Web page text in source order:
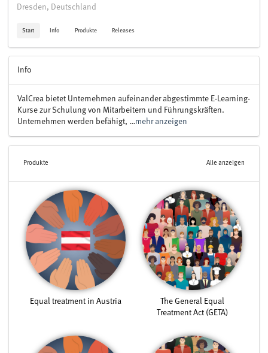
Dresden, Deutschland
Start Info Produkte Releases
Info
ValCrea bietet Unternehmen aufeinander abgestimmte E-Learning-
Kurse zur Schulung von Mitarbeitern und Führungskräften.
Unternehmen werden befähigt, …mehr anzeigen
Produkte Alle anzeigen
Equal treatment in Austria
The General Equal
Treatment Act (GETA)